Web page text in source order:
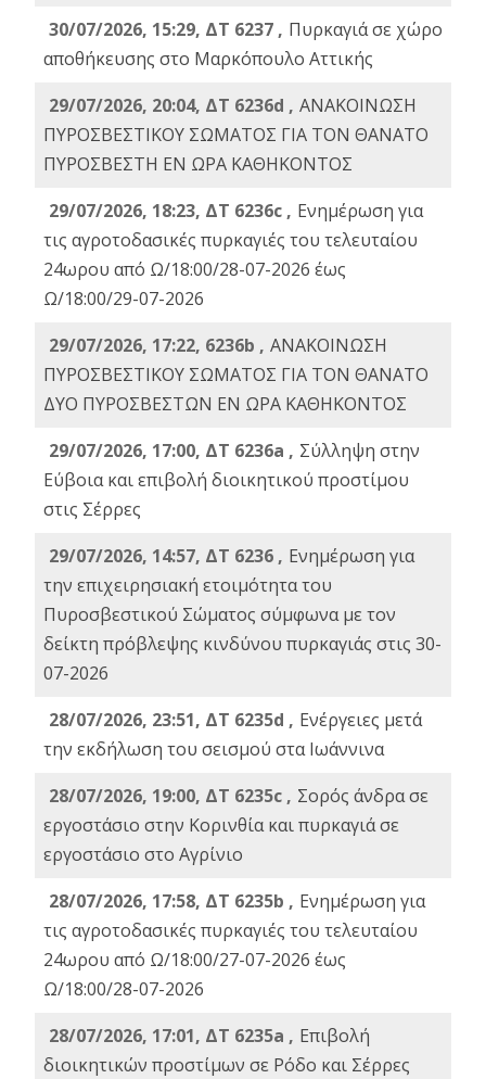
30/07/2026, 15:29, ΔΤ 6237 , Πυρκαγιά σε χώρο
αποθήκευσης στο Μαρκόπουλο Αττικής
29/07/2026, 20:04, ΔΤ 6236d , ΑΝΑΚΟΙΝΩΣΗ
ΠΥΡΟΣΒΕΣΤΙΚΟΥ ΣΩΜΑΤΟΣ ΓΙΑ ΤΟΝ ΘΑΝΑΤΟ
ΠΥΡΟΣΒΕΣΤΗ ΕΝ ΩΡΑ ΚΑΘΗΚΟΝΤΟΣ
29/07/2026, 18:23, ΔΤ 6236c , Ενημέρωση για
τις αγροτοδασικές πυρκαγιές του τελευταίου
24ωρου από Ω/18:00/28-07-2026 έως
Ω/18:00/29-07-2026
29/07/2026, 17:22, 6236b , ΑΝΑΚΟΙΝΩΣΗ
ΠΥΡΟΣΒΕΣΤΙΚΟΥ ΣΩΜΑΤΟΣ ΓΙΑ ΤΟΝ ΘΑΝΑΤΟ
ΔΥΟ ΠΥΡΟΣΒΕΣΤΩΝ ΕΝ ΩΡΑ ΚΑΘΗΚΟΝΤΟΣ
29/07/2026, 17:00, ΔΤ 6236a , Σύλληψη στην
Εύβοια και επιβολή διοικητικού προστίμου
στις Σέρρες
29/07/2026, 14:57, ΔΤ 6236 , Ενημέρωση για
την επιχειρησιακή ετοιμότητα του
Πυροσβεστικού Σώματος σύμφωνα με τον
δείκτη πρόβλεψης κινδύνου πυρκαγιάς στις 30-
07-2026
28/07/2026, 23:51, ΔΤ 6235d , Ενέργειες μετά
την εκδήλωση του σεισμού στα Ιωάννινα
28/07/2026, 19:00, ΔΤ 6235c , Σορός άνδρα σε
εργοστάσιο στην Κορινθία και πυρκαγιά σε
εργοστάσιο στο Αγρίνιο
28/07/2026, 17:58, ΔΤ 6235b , Ενημέρωση για
τις αγροτοδασικές πυρκαγιές του τελευταίου
24ωρου από Ω/18:00/27-07-2026 έως
Ω/18:00/28-07-2026
28/07/2026, 17:01, ΔΤ 6235a , Eπιβολή
διοικητικών προστίμων σε Ρόδο και Σέρρες